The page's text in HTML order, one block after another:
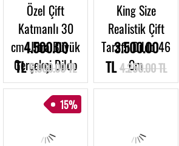
Özel Çift
Katmanlı 30
cm Ultra Büyük
Gerçekçi Dildo
4.500.00
TL5.000.00 TL
King Size
Realistik Çift
Taraflı Dildo 46
Cm
3.500.00
TL4.250.00 TL
15%